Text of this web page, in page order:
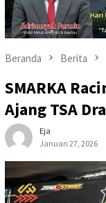
Beranda Berita
SMARKA
Ajang TSA
Eja
Januari 27, 2026